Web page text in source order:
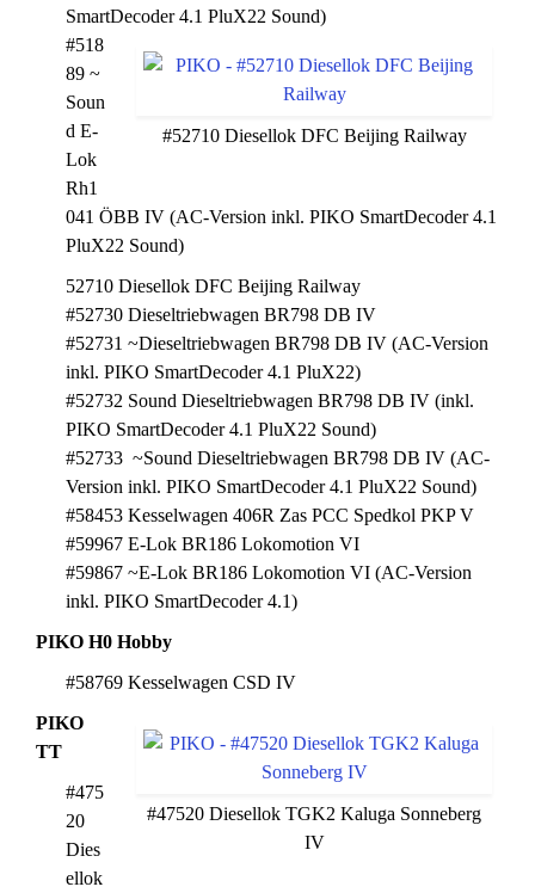
SmartDecoder 4.1 PluX22 Sound)
#52710 Diesellok DFC Beijing Railway
#518
89 ~
Soun
d E-
Lok
Rh1
041 ÖBB IV (AC-Version inkl. PIKO SmartDecoder 4.1
PluX22 Sound)
52710 Diesellok DFC Beijing Railway
#52730 Dieseltriebwagen BR798 DB IV
#52731 ~Dieseltriebwagen BR798 DB IV (AC-Version
inkl. PIKO SmartDecoder 4.1 PluX22)
#52732 Sound Dieseltriebwagen BR798 DB IV (inkl.
PIKO SmartDecoder 4.1 PluX22 Sound)
#52733 ~Sound Dieseltriebwagen BR798 DB IV (AC-
Version inkl. PIKO SmartDecoder 4.1 PluX22 Sound)
#58453 Kesselwagen 406R Zas PCC Spedkol PKP V
#59967 E-Lok BR186 Lokomotion VI
#59867 ~E-Lok BR186 Lokomotion VI (AC-Version
inkl. PIKO SmartDecoder 4.1)
PIKO H0 Hobby
#58769 Kesselwagen CSD IV
#47520 Diesellok TGK2 Kaluga Sonneberg
IV
PIKO
TT
#475
20
Dies
ellok